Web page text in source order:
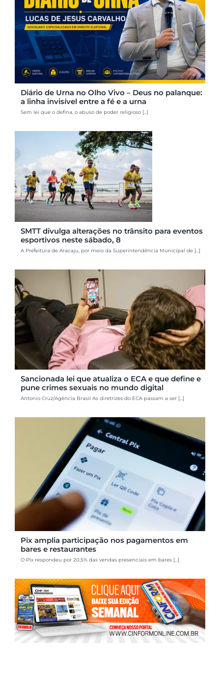
Diário de Urna no Olho Vivo – Deus no palanque:
a linha invisível entre a fé e a urna
Sem lei que o defina, o abuso de poder religioso [...]
SMTT divulga alterações no trânsito para eventos
esportivos neste sábado, 8
A Prefeitura de Aracaju, por meio da Superintendência Municipal de [...]
Sancionada lei que atualiza o ECA e que define e
pune crimes sexuais no mundo digital
Antonio Cruz/Agência Brasil As diretrizes do ECA passam a ser [...]
Pix amplia participação nos pagamentos em
bares e restaurantes
O Pix respondeu por 20,5% das vendas presenciais em bares [...]